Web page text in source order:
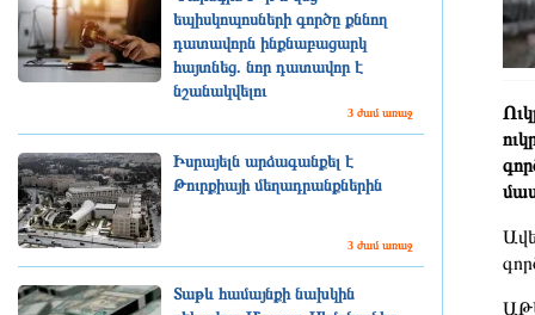
եպիսկոպոսների գործը քննող
դատավորն ինքնաբացարկ
հայտնեց. նոր դատավոր է
նշանակվելու
3 ժամ առաջ
Իսրայելն արձագանքել է
Թուրքիայի մեղադրանքներին
3 ժամ առաջ
Տաթև համայնքի նախկին